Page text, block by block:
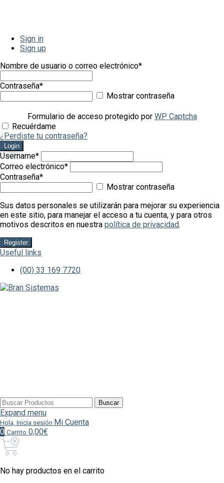
Sign in
Sign up
Nombre de usuario o correo electrónico*
Contraseña*
Mostrar contraseña
Formulario de acceso protegido por WP Captcha
Recuérdame
¿Perdiste tu contraseña?
Login
Username*
Correo electrónico*
Contraseña*
Mostrar contraseña
Sus datos personales se utilizarán para mejorar su experiencia
en este sitio, para manejar el acceso a tu cuenta, y para otros
motivos descritos en nuestra política de privacidad.
Register
Useful links
(00) 33 169 7720
Buscar
por:
Buscar
Expand menu
Hola, Inicia sesión Mi Cuenta
0 Carrito 0,00€
No hay productos en el carrito